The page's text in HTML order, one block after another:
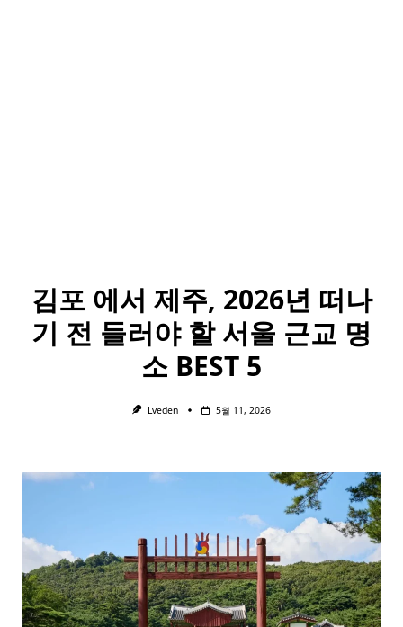
김포 에서 제주, 2026년 떠나
기 전 들러야 할 서울 근교 명
소 BEST 5
Lveden 5월 11, 2026